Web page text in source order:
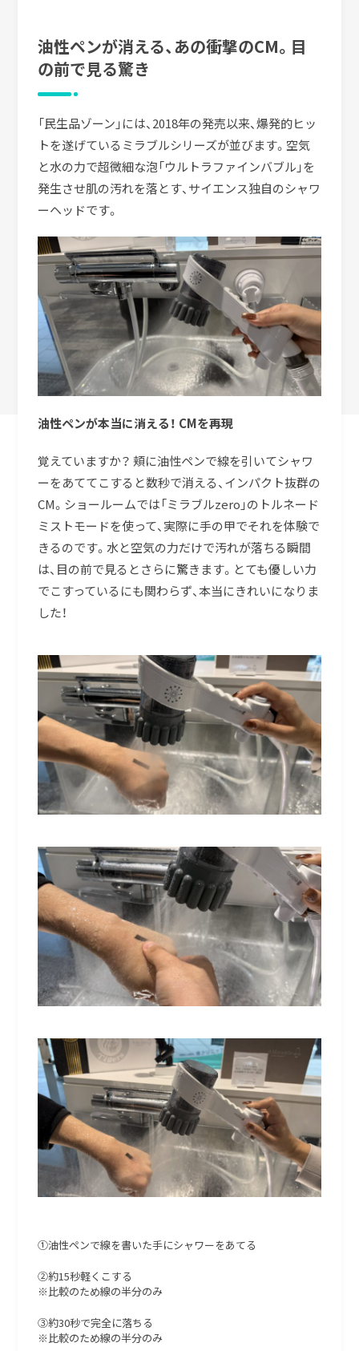
油性ペンが消える、あの衝撃のCM。目
の前で見る驚き
「民生品ゾーン」には、2018年の発売以来、爆発的ヒッ
トを遂げているミラブルシリーズが並びます。空気
と水の力で超微細な泡「ウルトラファインバブル」を
発生させ肌の汚れを落とす、サイエンス独自のシャワ
ーヘッドです。
油性ペンが本当に消える！ CMを再現
覚えていますか？ 頬に油性ペンで線を引いてシャワ
ーをあててこすると数秒で消える、インパクト抜群の
CM。ショールームでは「ミラブルzero」のトルネード
ミストモードを使って、実際に手の甲でそれを体験で
きるのです。水と空気の力だけで汚れが落ちる瞬間
は、目の前で見るとさらに驚きます。とても優しい力
でこすっているにも関わらず、本当にきれいになりま
した！
①油性ペンで線を書いた手にシャワーをあてる
②約15秒軽くこする
※比較のため線の半分のみ
③約30秒で完全に落ちる
※比較のため線の半分のみ